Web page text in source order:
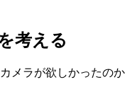
考える
ラが欲しかったの